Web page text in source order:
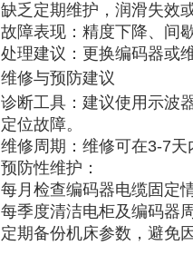
缺乏定期维护，润滑失效
故障表现 ：精度下降、间
处理建议 ：更换编码器或
维修与预防建议
诊断工具 ：建议使用示波
定位故障。
维修周期 ：维修可在3-7
预防性维护 ‌：
每月检查编码器电缆固定
每季度清洁电柜及编码器
定期备份机床参数，避免